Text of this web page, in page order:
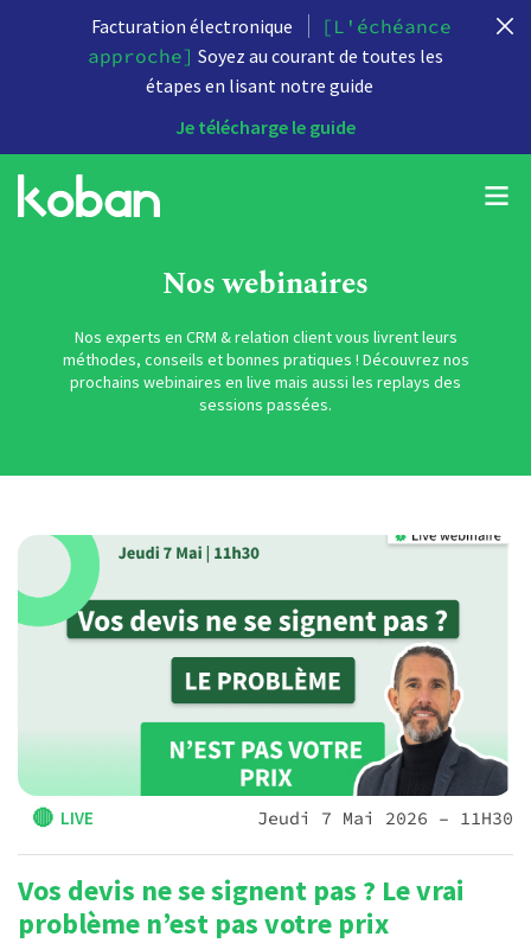
Facturation électronique
[L'échéance
approche] Soyez au courant de toutes les
étapes en lisant notre guide
Je télécharge le guide
Nos webinaires
Nos experts en CRM & relation client vous livrent leurs
méthodes, conseils et bonnes pratiques ! Découvrez nos
prochains webinaires en live mais aussi les replays des
sessions passées.
🔴 LIVE Jeudi 7 Mai 2026 – 11H30
Vos devis ne se signent pas ? Le vrai
problème n’est pas votre prix